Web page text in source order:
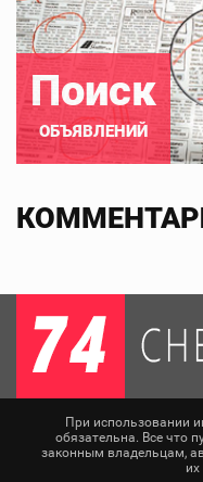
Поиск
ОБЪЯВЛЕНИЙ
При использовании
обязательна. Все что
законным владельцам,